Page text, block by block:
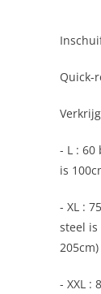
Quick-
- L : 60
is
- XL :
steel is
205cm)
- XXL :